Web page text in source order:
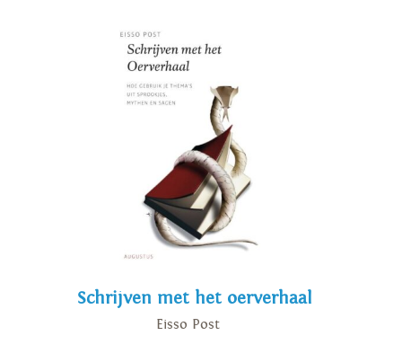
Schrijven met het oerverhaal
Eisso Post